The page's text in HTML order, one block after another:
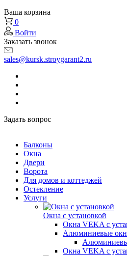
Ваша корзина
0
Войти
Заказать звонок
sales@kursk.stroygarant2.ru
Задать вопрос
Балконы
Окна
Двери
Ворота
Для домов и коттеджей
Остекление
Услуги
Окна с установкой
Окна VEKA с
Алюминиевые
Окна VEKA с